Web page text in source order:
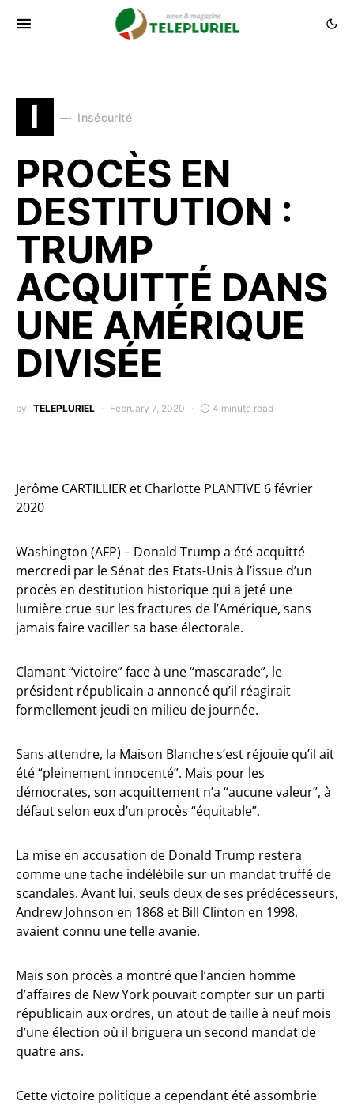
I Insécurité
PROCÈS EN
DESTITUTION :
TRUMP
ACQUITTÉ DANS
UNE AMÉRIQUE
DIVISÉE
by TELEPLURIEL February 7, 2020 4 minute read
Jerôme CARTILLIER et Charlotte PLANTIVE 6 février
2020
Washington (AFP) – Donald Trump a été acquitté
mercredi par le Sénat des Etats-Unis à l’issue d’un
procès en destitution historique qui a jeté une
lumière crue sur les fractures de l’Amérique, sans
jamais faire vaciller sa base électorale.
Clamant “victoire” face à une “mascarade”, le
président républicain a annoncé qu’il réagirait
formellement jeudi en milieu de journée.
Sans attendre, la Maison Blanche s’est réjouie qu’il ait
été “pleinement innocenté”. Mais pour les
démocrates, son acquittement n’a “aucune valeur”, à
défaut selon eux d’un procès “équitable”.
La mise en accusation de Donald Trump restera
comme une tache indélébile sur un mandat truffé de
scandales. Avant lui, seuls deux de ses prédécesseurs,
Andrew Johnson en 1868 et Bill Clinton en 1998,
avaient connu une telle avanie.
Mais son procès a montré que l’ancien homme
d’affaires de New York pouvait compter sur un parti
républicain aux ordres, un atout de taille à neuf mois
d’une élection où il briguera un second mandat de
quatre ans.
Cette victoire politique a cependant été assombrie